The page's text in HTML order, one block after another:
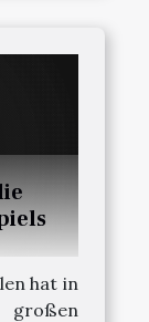
hat in